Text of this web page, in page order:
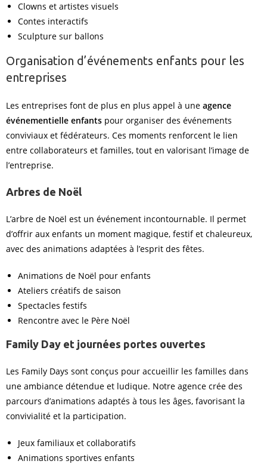
Clowns et artistes visuels
Contes interactifs
Sculpture sur ballons
Organisation d’événements enfants pour les
entreprises
Les entreprises font de plus en plus appel à une agence
événementielle enfants pour organiser des événements
conviviaux et fédérateurs. Ces moments renforcent le lien
entre collaborateurs et familles, tout en valorisant l’image de
l’entreprise.
Arbres de Noël
L’arbre de Noël est un événement incontournable. Il permet
d’offrir aux enfants un moment magique, festif et chaleureux,
avec des animations adaptées à l’esprit des fêtes.
Animations de Noël pour enfants
Ateliers créatifs de saison
Spectacles festifs
Rencontre avec le Père Noël
Family Day et journées portes ouvertes
Les Family Days sont conçus pour accueillir les familles dans
une ambiance détendue et ludique. Notre agence crée des
parcours d’animations adaptés à tous les âges, favorisant la
convivialité et la participation.
Jeux familiaux et collaboratifs
Animations sportives enfants